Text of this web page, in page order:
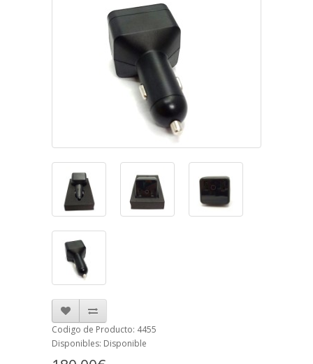
Codigo de Producto: 4455
Disponibles: Disponible